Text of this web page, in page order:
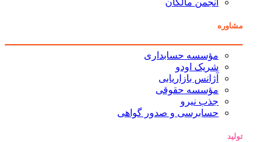
مشاوره
مؤسسه حسابداری
شریک اودو
آژانس بازاریابی
مؤسسه حقوقی
جذب نیرو
حسابرسی و صدور گواهی
تولید